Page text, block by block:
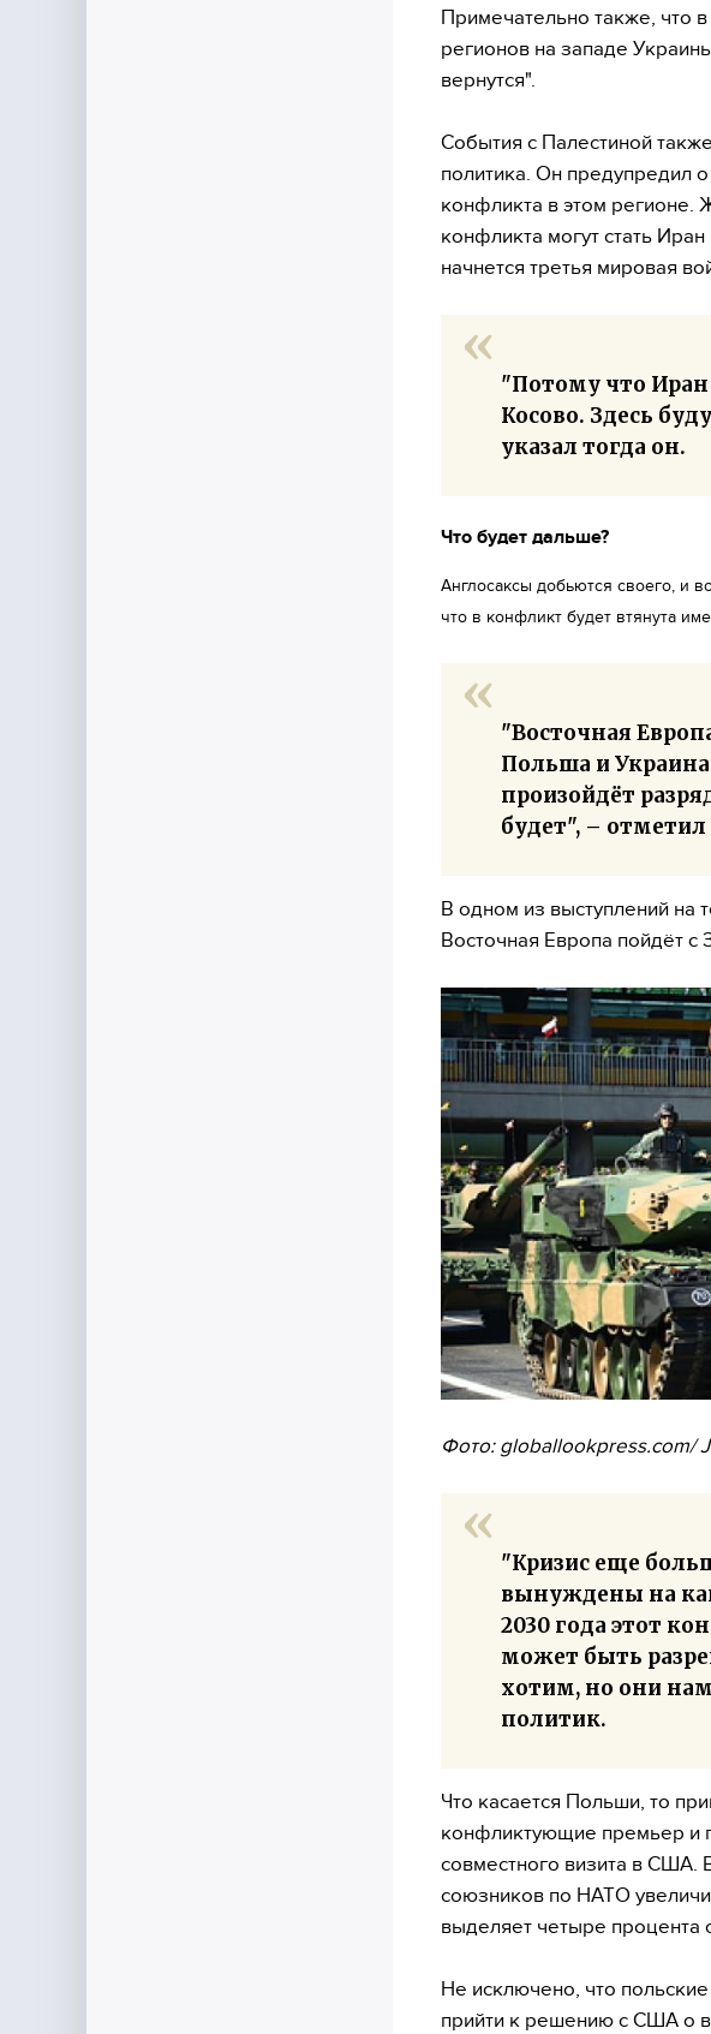
Примечательно также, что
регионов на западе
вернутся".
События с Палестиной
политика. Он предупредил
конфликта в этом регионе.
конфликта могут стать Иран
начнется третья мировая
"Потому что
Косово. Здесь
указал тогда он.
Что будет дальше?
Англосаксы добьются своего, и
что в конфликт будет втянута
"Восточная
Польша и
произойдёт
будет", –
В одном из выступлений на
Восточная Европа пойдёт с
Фото: globallookpress.com/
"Кризис еще
вынуждены на
2030 года этот
может быть
хотим, но они
политик.
Что касается Польши, то
конфликтующие премьер и
совместного визита в США.
союзников по НАТО
выделяет четыре
Не исключено, что
прийти к решению с США о